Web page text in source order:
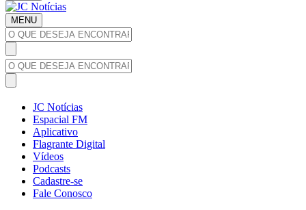
MENU
JC Notícias
Espacial FM
Aplicativo
Flagrante Digital
Vídeos
Podcasts
Cadastre-se
Fale Conosco